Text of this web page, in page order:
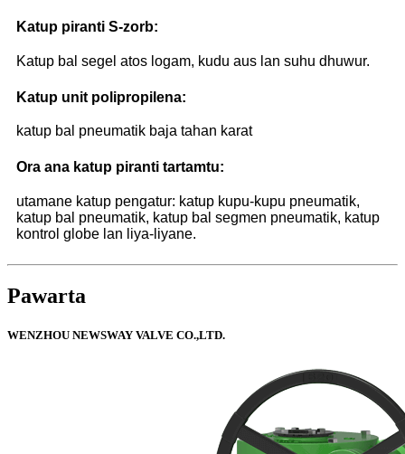
Katup piranti S-zorb:
Katup bal segel atos logam, kudu aus lan suhu dhuwur.
Katup unit polipropilena:
katup bal pneumatik baja tahan karat
Ora ana katup piranti tartamtu:
utamane katup pengatur: katup kupu-kupu pneumatik,
katup bal pneumatik, katup bal segmen pneumatik, katup
kontrol globe lan liya-liyane.
Pawarta
WENZHOU NEWSWAY VALVE CO.,LTD.